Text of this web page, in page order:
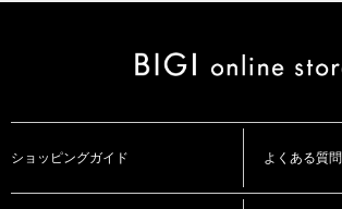
ショッピングガイド よくある質問